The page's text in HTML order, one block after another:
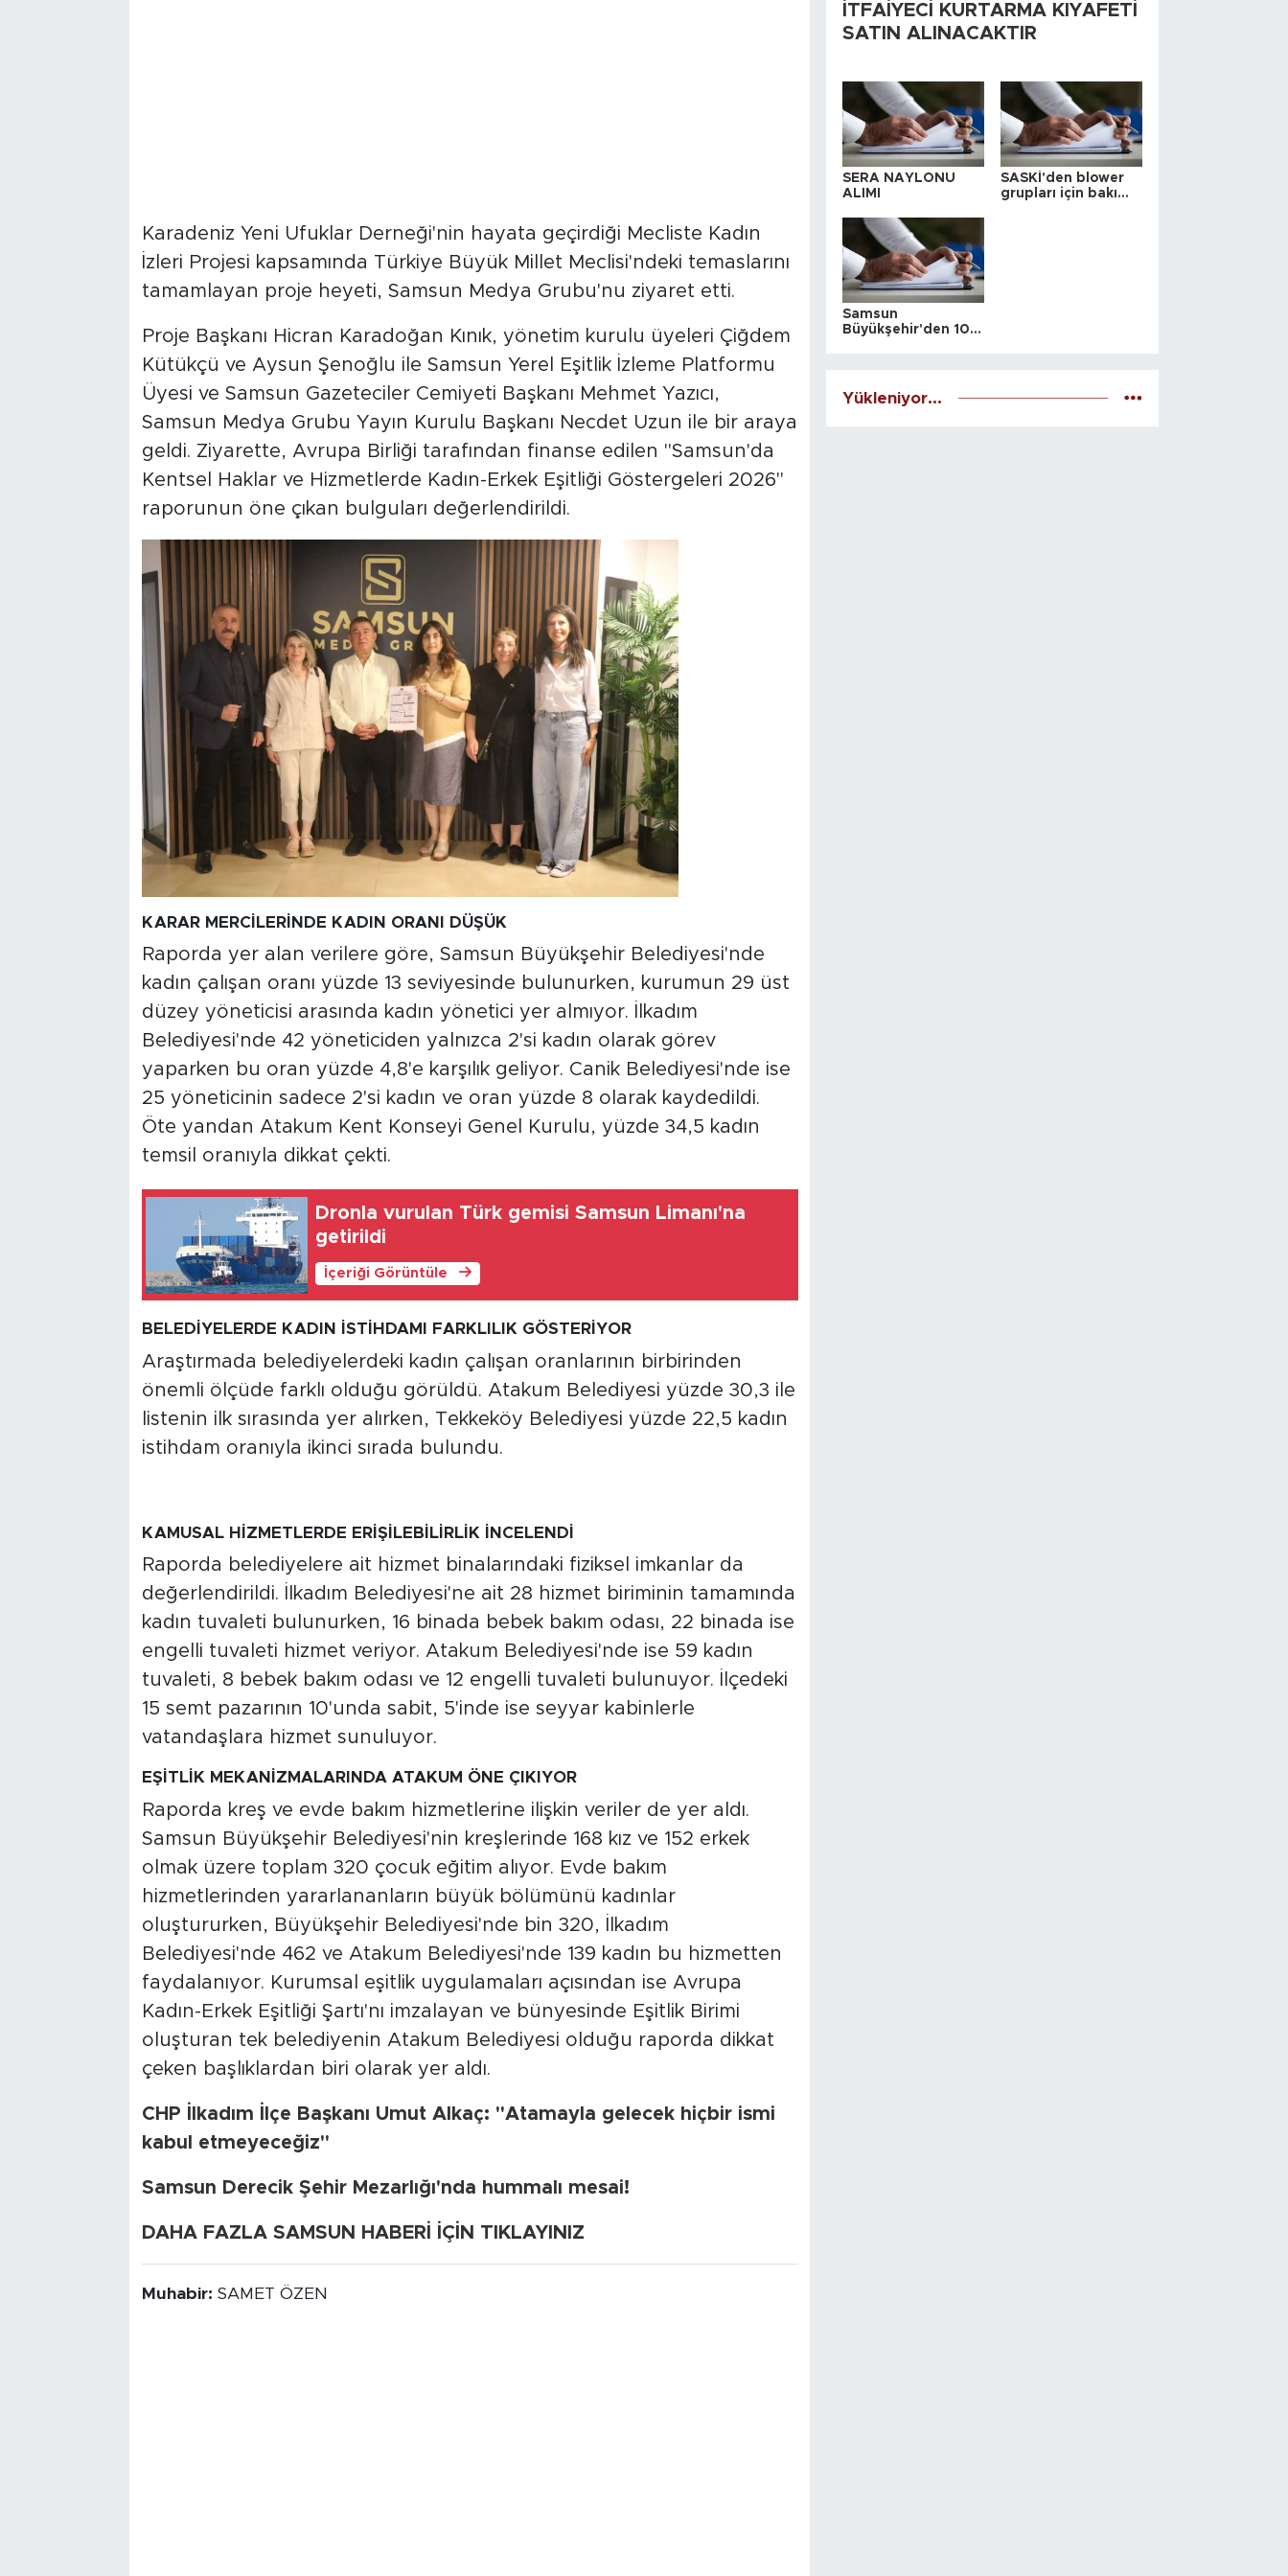
Karadeniz Yeni Ufuklar Derneği'nin hayata geçirdiği Mecliste Kadın
İzleri Projesi kapsamında Türkiye Büyük Millet Meclisi'ndeki temaslarını
tamamlayan proje heyeti, Samsun Medya Grubu'nu ziyaret etti.
Proje Başkanı Hicran Karadoğan Kınık, yönetim kurulu üyeleri Çiğdem
Kütükçü ve Aysun Şenoğlu ile Samsun Yerel Eşitlik İzleme Platformu
Üyesi ve Samsun Gazeteciler Cemiyeti Başkanı Mehmet Yazıcı,
Samsun Medya Grubu Yayın Kurulu Başkanı Necdet Uzun ile bir araya
geldi. Ziyarette, Avrupa Birliği tarafından finanse edilen "Samsun'da
Kentsel Haklar ve Hizmetlerde Kadın-Erkek Eşitliği Göstergeleri 2026"
raporunun öne çıkan bulguları değerlendirildi.
KARAR MERCİLERİNDE KADIN ORANI DÜŞÜK
Raporda yer alan verilere göre, Samsun Büyükşehir Belediyesi'nde
kadın çalışan oranı yüzde 13 seviyesinde bulunurken, kurumun 29 üst
düzey yöneticisi arasında kadın yönetici yer almıyor. İlkadım
Belediyesi'nde 42 yöneticiden yalnızca 2'si kadın olarak görev
yaparken bu oran yüzde 4,8'e karşılık geliyor. Canik Belediyesi'nde ise
25 yöneticinin sadece 2'si kadın ve oran yüzde 8 olarak kaydedildi.
Öte yandan Atakum Kent Konseyi Genel Kurulu, yüzde 34,5 kadın
temsil oranıyla dikkat çekti.
Dronla vurulan Türk gemisi Samsun Limanı'na
getirildi
İçeriği Görüntüle
BELEDİYELERDE KADIN İSTİHDAMI FARKLILIK GÖSTERİYOR
Araştırmada belediyelerdeki kadın çalışan oranlarının birbirinden
önemli ölçüde farklı olduğu görüldü. Atakum Belediyesi yüzde 30,3 ile
listenin ilk sırasında yer alırken, Tekkeköy Belediyesi yüzde 22,5 kadın
istihdam oranıyla ikinci sırada bulundu.
KAMUSAL HİZMETLERDE ERİŞİLEBİLİRLİK İNCELENDİ
Raporda belediyelere ait hizmet binalarındaki fiziksel imkanlar da
değerlendirildi. İlkadım Belediyesi'ne ait 28 hizmet biriminin tamamında
kadın tuvaleti bulunurken, 16 binada bebek bakım odası, 22 binada ise
engelli tuvaleti hizmet veriyor. Atakum Belediyesi'nde ise 59 kadın
tuvaleti, 8 bebek bakım odası ve 12 engelli tuvaleti bulunuyor. İlçedeki
15 semt pazarının 10'unda sabit, 5'inde ise seyyar kabinlerle
vatandaşlara hizmet sunuluyor.
EŞİTLİK MEKANİZMALARINDA ATAKUM ÖNE ÇIKIYOR
Raporda kreş ve evde bakım hizmetlerine ilişkin veriler de yer aldı.
Samsun Büyükşehir Belediyesi'nin kreşlerinde 168 kız ve 152 erkek
olmak üzere toplam 320 çocuk eğitim alıyor. Evde bakım
hizmetlerinden yararlananların büyük bölümünü kadınlar
oluştururken, Büyükşehir Belediyesi'nde bin 320, İlkadım
Belediyesi'nde 462 ve Atakum Belediyesi'nde 139 kadın bu hizmetten
faydalanıyor. Kurumsal eşitlik uygulamaları açısından ise Avrupa
Kadın-Erkek Eşitliği Şartı'nı imzalayan ve bünyesinde Eşitlik Birimi
oluşturan tek belediyenin Atakum Belediyesi olduğu raporda dikkat
çeken başlıklardan biri olarak yer aldı.
CHP İlkadım İlçe Başkanı Umut Alkaç: "Atamayla gelecek hiçbir ismi
kabul etmeyeceğiz"
Samsun Derecik Şehir Mezarlığı'nda hummalı mesai!
DAHA FAZLA SAMSUN HABERİ İÇİN TIKLAYINIZ
Muhabir: SAMET ÖZEN
İTFAİYECİ KURTARMA KIYAFETİ
SATIN ALINACAKTIR
SERA NAYLONU
ALIMI
SASKİ'den blower
grupları için bakım
Samsun
Büyükşehir'den 10
Yükleniyor...